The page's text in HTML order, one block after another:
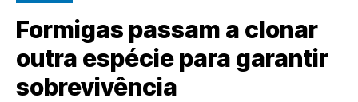
Formigas passam a clonar
outra espécie para garantir
sobrevivência